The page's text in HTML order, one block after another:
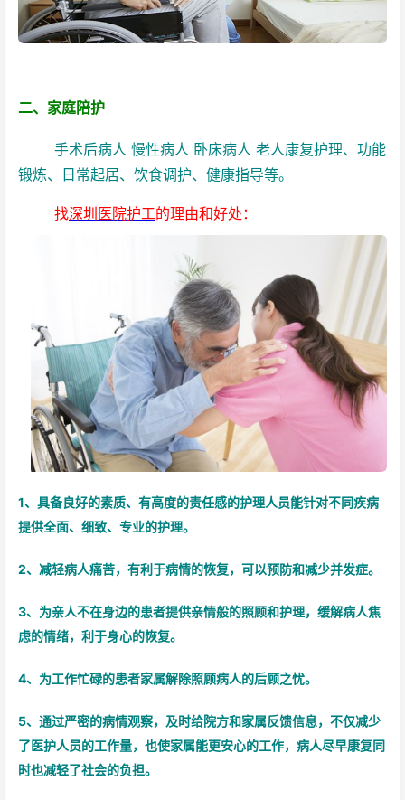
二、家庭陪护
手术后病人 慢性病人 卧床病人 老人康复护理、功能
锻炼、日常起居、饮食调护、健康指导等。
找深圳医院护工的理由和好处：
1、具备良好的素质、有高度的责任感的护理人员能针对不同疾病
提供全面、细致、专业的护理。
2、减轻病人痛苦，有利于病情的恢复，可以预防和减少并发症。
3、为亲人不在身边的患者提供亲情般的照顾和护理，缓解病人焦
虑的情绪，利于身心的恢复。
4、为工作忙碌的患者家属解除照顾病人的后顾之忧。
5、通过严密的病情观察，及时给院方和家属反馈信息，不仅减少
了医护人员的工作量，也使家属能更安心的工作，病人尽早康复同
时也减轻了社会的负担。